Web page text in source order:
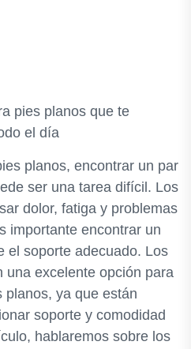
pies planos que te
el día
planos, encontrar un par
ser una tarea difícil. Los
dolor, fatiga y problemas
importante encontrar un
el soporte adecuado. Los
una excelente opción para
planos, ya que están
soporte y comodidad
hablaremos sobre los